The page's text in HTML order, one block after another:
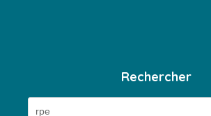
Rechercher